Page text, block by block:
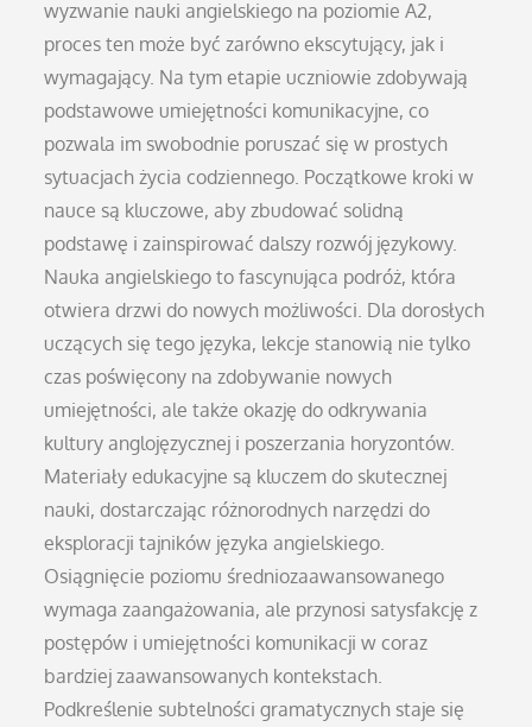
wyzwanie nauki angielskiego na poziomie A2,
proces ten może być zarówno ekscytujący, jak i
wymagający. Na tym etapie uczniowie zdobywają
podstawowe umiejętności komunikacyjne, co
pozwala im swobodnie poruszać się w prostych
sytuacjach życia codziennego. Początkowe kroki w
nauce są kluczowe, aby zbudować solidną
podstawę i zainspirować dalszy rozwój językowy.
Nauka angielskiego to fascynująca podróż, która
otwiera drzwi do nowych możliwości. Dla dorosłych
uczących się tego języka, lekcje stanowią nie tylko
czas poświęcony na zdobywanie nowych
umiejętności, ale także okazję do odkrywania
kultury anglojęzycznej i poszerzania horyzontów.
Materiały edukacyjne są kluczem do skutecznej
nauki, dostarczając różnorodnych narzędzi do
eksploracji tajników języka angielskiego.
Osiągnięcie poziomu średniozaawansowanego
wymaga zaangażowania, ale przynosi satysfakcję z
postępów i umiejętności komunikacji w coraz
bardziej zaawansowanych kontekstach.
Podkreślenie subtelności gramatycznych staje się